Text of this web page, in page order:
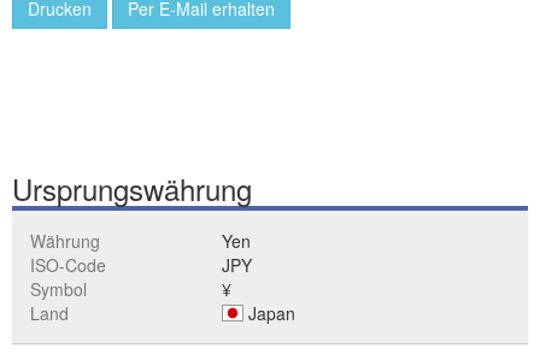
Drucken Per E-Mail erhalten
Ursprungswährung
Währung
Yen
ISO-Code
JPY
Symbol
¥
Land
Japan